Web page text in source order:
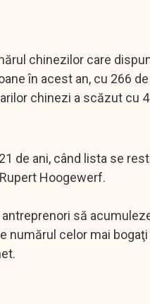
chinezilor care
în acest an, cu 266
chinezi a scăzut cu
de ani, când lista se
Hoogewerf.
să
numărul celor mai